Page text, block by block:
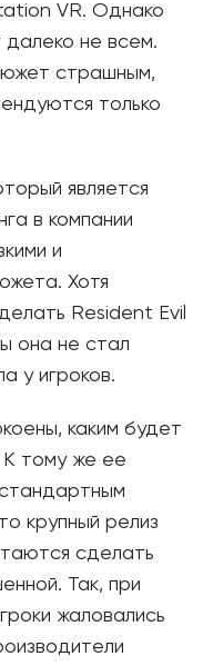
VR. Однако
не всем.
страшным,
только
является
в компании
и
Хотя
Resident Evil
она не стал
у игроков.
каким будет
К тому же ее
крупный релиз
сделать
Так, при
жаловались